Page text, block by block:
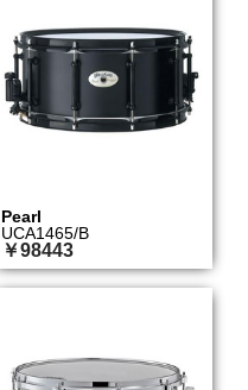
Pearl
UCA1465/B
￥98443